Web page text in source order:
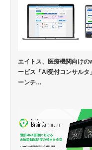
エイトス、医療機関向けの
ービス「AI受付コンサルタ
ーンチ…